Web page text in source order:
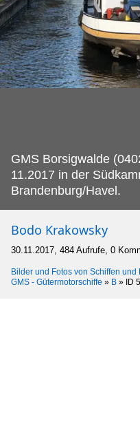
GMS Borsigwalde
11.2017 in der
Brandenburg/Havel.
Bodo Krakowsky
30.11.2017, 484 Aufrufe, 0
Bilder und Fotos von Schiffen und
GMS - Gütermotorschiffe » B » ID